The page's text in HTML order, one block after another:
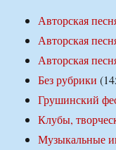
Авторская
Авторская
Авторская
Без рубрики
Грушинский
Клубы,
Музыкальные